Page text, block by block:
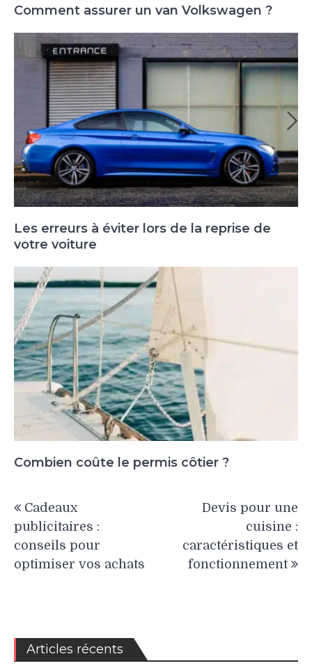
Comment assurer un van Volkswagen ?
Les erreurs à éviter lors de la reprise de
votre voiture
Combien coûte le permis côtier ?
de
l’article
Cadeaux
publicitaires :
conseils pour
optimiser vos achats
Devis pour une
cuisine :
caractéristiques et
fonctionnement
Articles récents